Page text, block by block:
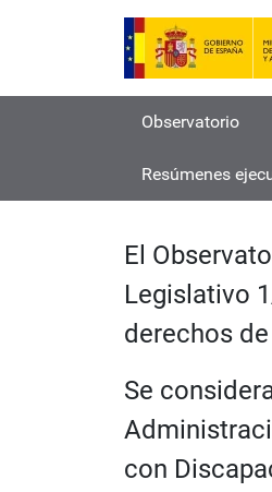
Observatorio
Resúmenes
El
Legislativo
derechos
Se
con